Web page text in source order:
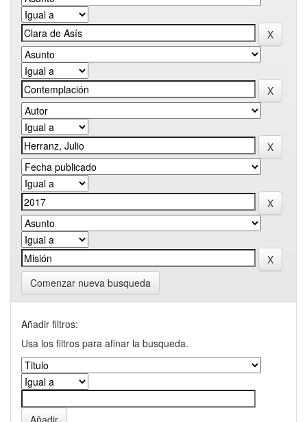
Comenzar nueva busqueda
Añadir filtros:
Usa los filtros para afinar la busqueda.